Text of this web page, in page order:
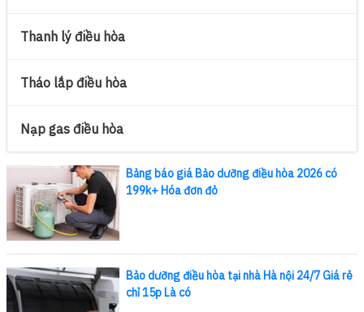
Thanh lý điều hòa
Tháo lắp điều hòa
Nạp gas điều hòa
Bảng báo giá Bảo dưỡng điều hòa 2026 có
199k+ Hóa đơn đỏ
Bảo dưỡng điều hòa tại nhà Hà nội 24/7 Giá rẻ
chỉ 15p Là có